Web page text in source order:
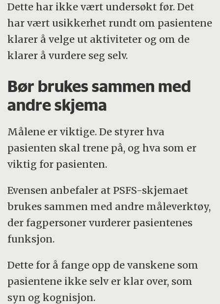
Dette har ikke vært undersøkt før. Det
har vært usikkerhet rundt om pasientene
klarer å velge ut aktiviteter og om de
klarer å vurdere seg selv.
Bør brukes sammen med
andre skjema
Målene er viktige. De styrer hva
pasienten skal trene på, og hva som er
viktig for pasienten.
Evensen anbefaler at PSFS-skjemaet
brukes sammen med andre måleverktøy,
der fagpersoner vurderer pasientenes
funksjon.
Dette for å fange opp de vanskene som
pasientene ikke selv er klar over, som
syn og kognisjon.